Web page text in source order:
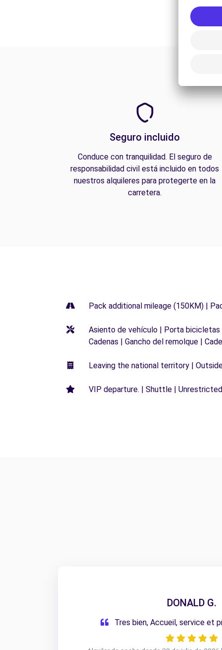
Seguro incluido
Conduce con tranquilidad. El seguro de
responsabilidad civil está incluido en todos
nuestros alquileres para protegerte en la
carretera.
Pack additional mileage (150KM) |
Asiento de vehículo | Porta bicicletas
Cadenas | Gancho del remolque |
Leaving the national territory |
VIP departure. | Shuttle |
DONALD G.
Tres bien, Accueil, service et